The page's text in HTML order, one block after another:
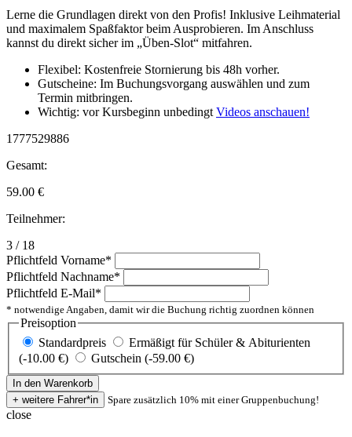
Lerne die Grundlagen direkt von den Profis! Inklusive Leihmaterial
und maximalem Spaßfaktor beim Ausprobieren. Im Anschluss
kannst du direkt sicher im „Üben-Slot“ mitfahren.
Flexibel: Kostenfreie Stornierung bis 48h vorher.
Gutscheine: Im Buchungsvorgang auswählen und zum
Termin mitbringen.
Wichtig: vor Kursbeginn unbedingt Videos anschauen!
1777529886
Gesamt:
59.00 €
Teilnehmer:
3 / 18
Pflichtfeld Vorname*
Pflichtfeld Nachname*
Pflichtfeld E-Mail*
* notwendige Angaben, damit wir die Buchung richtig zuordnen können
Preisoption
Standardpreis
Ermäßigt für Schüler & Abiturienten
(-10.00 €)
Gutschein (-59.00 €)
Spare zusätzlich 10% mit einer Gruppenbuchung!
close